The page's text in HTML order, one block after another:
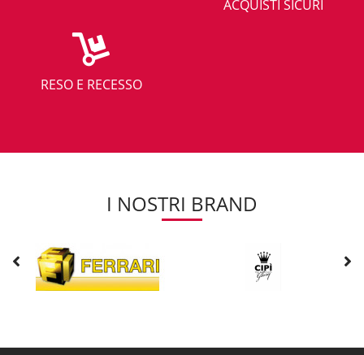
ACQUISTI SICURI
RESO E RECESSO
I NOSTRI BRAND